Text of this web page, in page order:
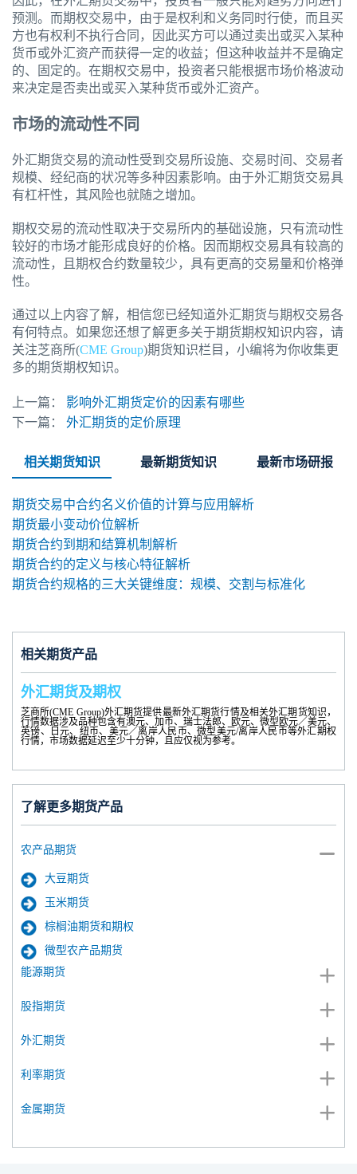
相关期货产品
外汇期货及期权
芝商所(CME Group)外汇期货提供最新外汇期货行情及相关外汇期货知识，
行情数据涉及品种包含有澳元、加币、瑞士法郎、欧元、微型欧元／美元、
英镑、日元、纽币、美元／离岸人民币、微型美元/离岸人民币等外汇期权
行情，市场数据延迟至少十分钟，且应仅视为参考。
了解更多期货产品
农产品期货
大豆期货
玉米期货
棕榈油期货和期权
微型农产品期货
能源期货
股指期货
外汇期货
利率期货
金属期货
预测。而期权交易中，由于是权利和义务同时行使，而且买
方也有权利不执行合同，因此买方可以通过卖出或买入某种
货币或外汇资产而获得一定的收益；但这种收益并不是确定
的、固定的。在期权交易中，投资者只能根据市场价格波动
来决定是否卖出或买入某种货币或外汇资产。
市场的流动性不同
外汇期货交易的流动性受到交易所设施、交易时间、交易者
规模、经纪商的状况等多种因素影响。由于外汇期货交易具
有杠杆性，其风险也就随之增加。
期权交易的流动性取决于交易所内的基础设施，只有流动性
较好的市场才能形成良好的价格。因而期权交易具有较高的
流动性，且期权合约数量较少，具有更高的交易量和价格弹
性。
通过以上内容了解，相信您已经知道外汇期货与期权交易各
有何特点。如果您还想了解更多关于期货期权知识内容，请
关注芝商所(CME Group)期货知识栏目，小编将为你收集更
多的期货期权知识。
上一篇：
影响外汇期货定价的因素有哪些
下一篇：
外汇期货的定价原理
相关期货知识 最新期货知识 最新市场研报
期货交易中合约名义价值的计算与应用解析
期货最小变动价位解析
期货合约到期和结算机制解析
期货合约的定义与核心特征解析
期货合约规格的三大关键维度：规模、交割与标准化